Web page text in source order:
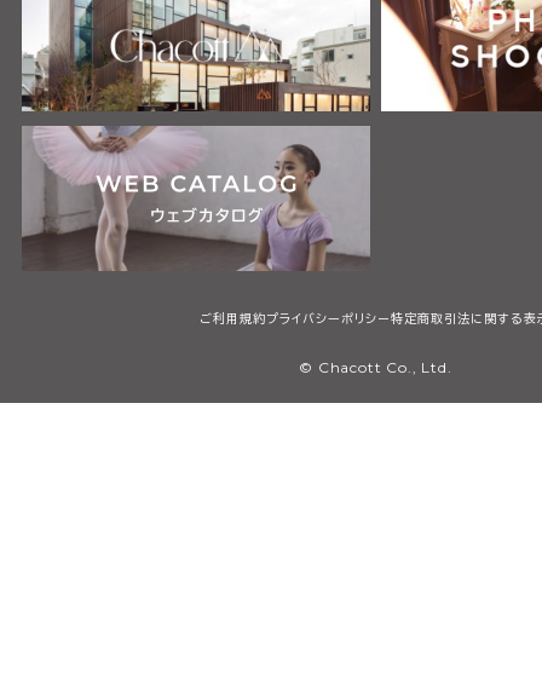
ご利用規約プライバシーポリシー特定商取引法に関する表
© Chacott Co., Ltd.